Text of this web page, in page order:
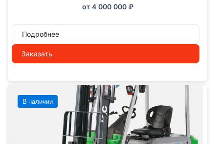
от 4 000 000 ₽
Подробнее
Заказать
В наличии